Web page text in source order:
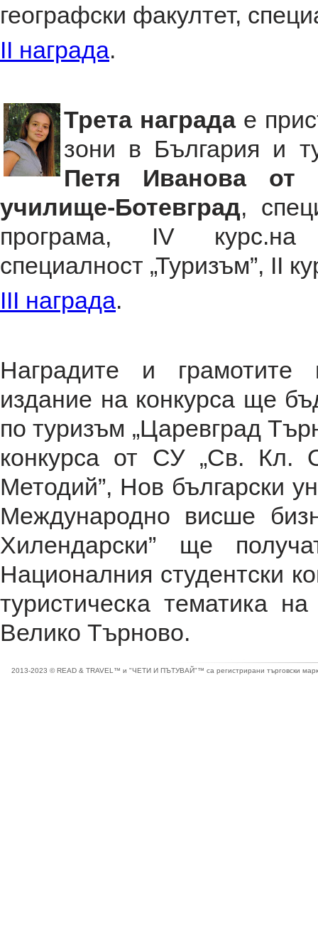
географски факултет,
II награда.
Трета награда е
зони в България и
Петя Иванова от
училище-Ботевград,
програма, IV курс.на
специалност „Туризъм”, II
III награда.
Наградите и грамотите
издание на конкурса ще
по туризъм „Царевград
конкурса от СУ „Св. Кл.
Методий”, Нов български
Международно висше
Хилендарски” ще
Националния студентски
туристическа тематика
Велико Търново.
2013-2023 © READ & TRAVEL™ и "ЧЕТИ И ПЪТУВАЙ"™ са регистрирани търговски